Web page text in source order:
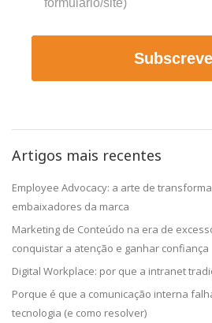
Artigos mais recentes
Employee Advocacy: a arte de
embaixadores da marca
Marketing de Conteúdo na era de
conquistar a atenção e ganhar confiança
Digital Workplace: por que a intranet
Porque é que a comunicação interna
tecnologia (e como resolver)